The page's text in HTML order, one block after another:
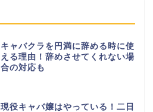
キャバクラを円満に辞める時に使
える理由！辞めさせてくれない場
合の対応も
現役キャバ嬢はやっている！二日